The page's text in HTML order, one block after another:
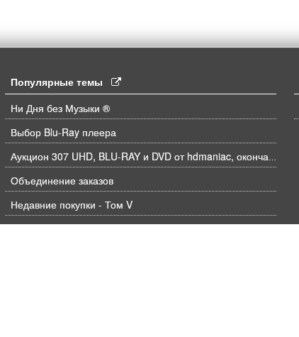
Популярные темы
Ни Дня без Музыки ®
Выбор Blu-Ray плеера
Объединение заказов
Недавние покупки - Том V
Jackie Chan's - Breakout Hits! (ARROW FILMS) [USA]